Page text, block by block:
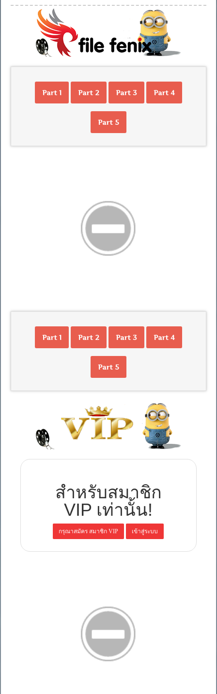
Part 1 Part 2 Part 3 Part 4
Part 5
Part 1 Part 2 Part 3 Part 4
Part 5
สำหรับสมาชิก
VIP เท่านั้น!